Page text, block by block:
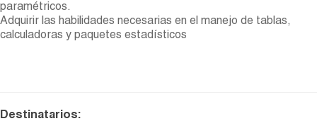
paramétricos.
Adquirir las habilidades necesarias en el manejo de tablas,
calculadoras y paquetes estadísticos
Destinatarios: